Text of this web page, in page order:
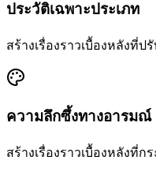
ประวัติเฉพาะประเภท
สร้างเรื่องราวเบื้องหลังที่
ความลึกซึ้งทางอารมณ์
สร้างเรื่องราวเบื้องหลังที่